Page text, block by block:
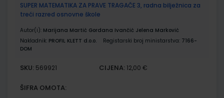
SUPER MATEMATIKA ZA PRAVE TRAGAČE 3, radna bilježnica za
treći razred osnovne škole
Autor(i): Marijana Martić Gordana Ivančić Jelena Marković
Nakladnik: PROFIL KLETT d.o.o. Registarski broj ministarstva: 7166-
DOM
SKU: 569921 CIJENA: 12,00 €
ŠIFRA OMOTA: